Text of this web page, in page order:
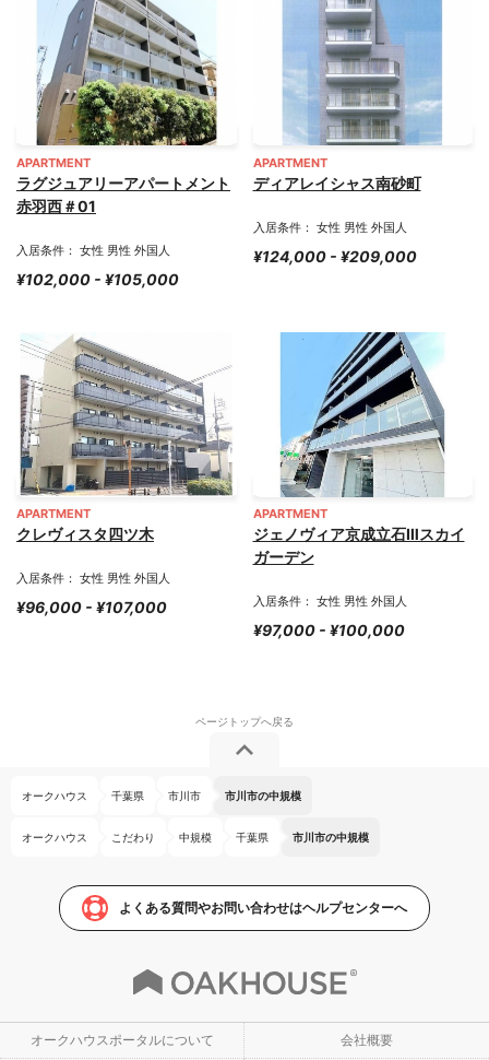
APARTMENT
ラグジュアリーアパートメント
赤羽西＃01
入居条件： 女性 男性 外国人
¥102,000 - ¥105,000
APARTMENT
ディアレイシャス南砂町
入居条件： 女性 男性 外国人
¥124,000 - ¥209,000
APARTMENT
クレヴィスタ四ツ木
入居条件： 女性 男性 外国人
¥96,000 - ¥107,000
APARTMENT
ジェノヴィア京成立石Ⅲスカイ
ガーデン
入居条件： 女性 男性 外国人
¥97,000 - ¥100,000
オークハウス 千葉県 市川市 市川市の中規模
オークハウス こだわり 中規模 千葉県 市川市の中規模
よくある質問やお問い合わせはヘルプセンターへ
オークハウスポータルについて 会社概要